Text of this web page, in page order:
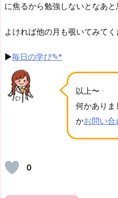
に焦るから勉強しないとなあと
よければ他の月も覗いてみてく
▶︎毎日の学び✎*
以上〜
何かありま
かお問い合
0